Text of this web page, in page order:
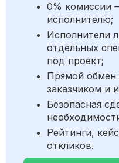
0% комиссии
исполнителю;
Исполнители
отдельных
под проект;
Прямой обмен
заказчиком и
Безопасная
Рейтинги,
откликов.